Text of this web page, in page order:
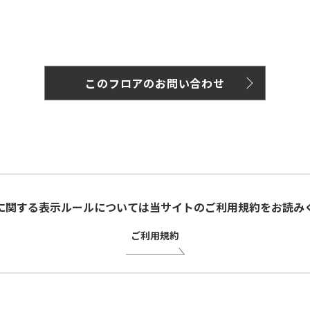
このフロアのお問い合わせ
関する表示ルールについては当サイトのご利用規約をお読み
ご利用規約